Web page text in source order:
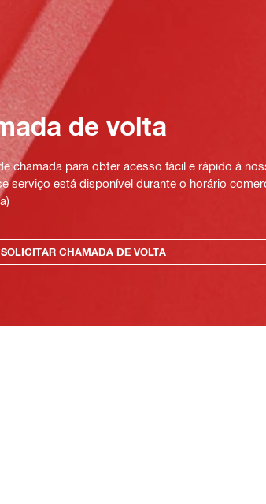
de volta
chamada para obter acesso fácil e rápido à
serviço está disponível durante o horário
SOLICITAR CHAMADA DE VOLTA